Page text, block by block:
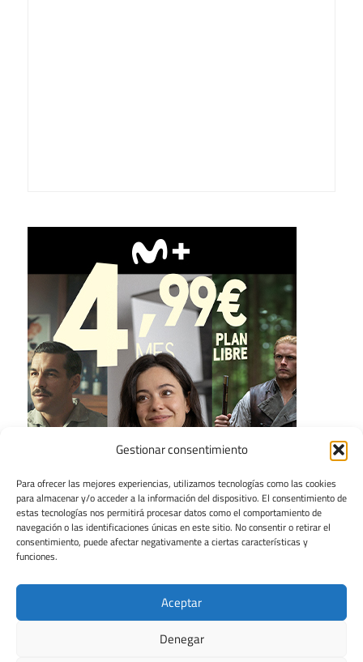
Gestionar consentimiento
Para ofrecer las mejores experiencias, utilizamos tecnologías como las cookies
para almacenar y/o acceder a la información del dispositivo. El consentimiento de
estas tecnologías nos permitirá procesar datos como el comportamiento de
navegación o las identificaciones únicas en este sitio. No consentir o retirar el
consentimiento, puede afectar negativamente a ciertas características y
funciones.
Aceptar
Denegar